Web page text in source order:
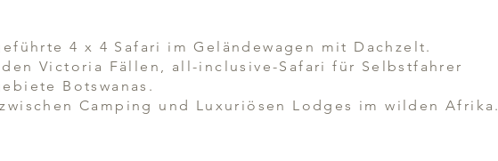
4 x 4 Safari im Geländewagen mit Dachzelt.
Victoria Fällen, all-inclusive-Safari für Selbstfahrer
Botswanas.
Camping und Luxuriösen Lodges im wilden Afrika.